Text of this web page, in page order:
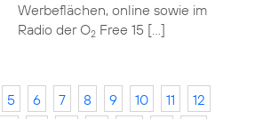
Werbeflächen, online sowie im
Radio der O2Free 15 […]
5 6 7 8 9 10 11
12